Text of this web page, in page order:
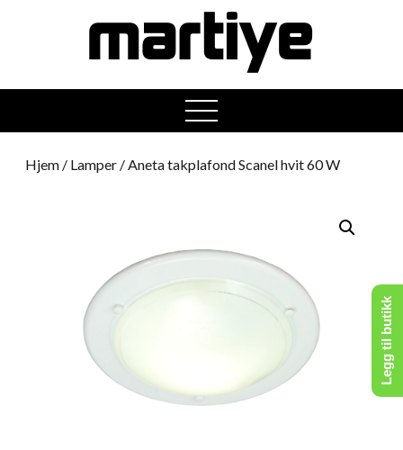
open
menu
Hjem / Lamper / Aneta takplafond Scanel hvit 60 W
Legg til butikk